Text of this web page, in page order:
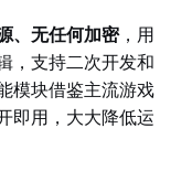
、无任何加密，用
，支持二次开发和
模块借鉴主流游戏
即用，大大降低运